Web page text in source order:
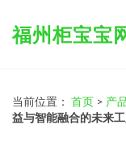
福州柜宝宝
当前位置： 首页 > 产
益与智能融合的未来